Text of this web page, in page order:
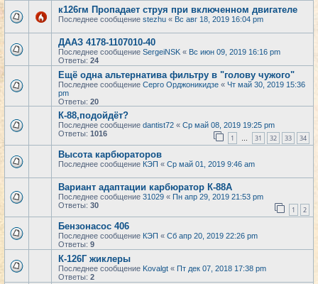
к126гм Пропадает струя при включенном двигателе
Последнее сообщение stezhu « Вс авг 18, 2019 16:04 pm
ДААЗ 4178-1107010-40
Последнее сообщение SergeiNSK « Вс июн 09, 2019 16:16 pm
Ответы: 24
Ещё одна альтернатива фильтру в "голову чужого"
Последнее сообщение Серго Орджоникидзе « Чт май 30, 2019 15:36
pm
Ответы: 20
К-88,подойдёт?
Последнее сообщение dantist72 « Ср май 08, 2019 19:25 pm
Ответы: 1016 1 … 31 32 33 34
Высота карбюраторов
Последнее сообщение КЭП « Ср май 01, 2019 9:46 am
Вариант адаптации карбюратор К-88А
Последнее сообщение 31029 « Пн апр 29, 2019 21:53 pm
Ответы: 30 1 2
Бензонасос 406
Последнее сообщение КЭП « Сб апр 20, 2019 22:26 pm
Ответы: 9
К-126Г жиклеры
Последнее сообщение Kovalgt « Пт дек 07, 2018 17:38 pm
Ответы: 2